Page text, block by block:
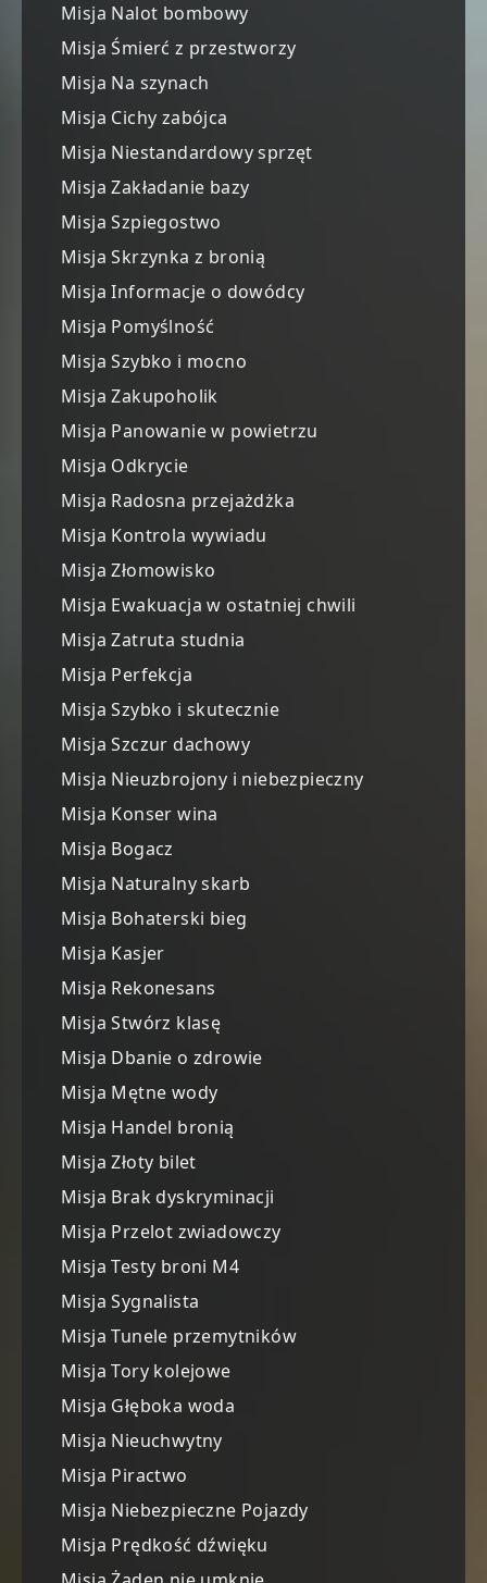
Misja Nalot bombowy
Misja Śmierć z przestworzy
Misja Na szynach
Misja Cichy zabójca
Misja Niestandardowy sprzęt
Misja Zakładanie bazy
Misja Szpiegostwo
Misja Skrzynka z bronią
Misja Informacje o dowódcy
Misja Pomyślność
Misja Szybko i mocno
Misja Zakupoholik
Misja Panowanie w powietrzu
Misja Odkrycie
Misja Radosna przejażdżka
Misja Kontrola wywiadu
Misja Złomowisko
Misja Ewakuacja w ostatniej chwili
Misja Zatruta studnia
Misja Perfekcja
Misja Szybko i skutecznie
Misja Szczur dachowy
Misja Nieuzbrojony i niebezpieczny
Misja Konser wina
Misja Bogacz
Misja Naturalny skarb
Misja Bohaterski bieg
Misja Kasjer
Misja Rekonesans
Misja Stwórz klasę
Misja Dbanie o zdrowie
Misja Mętne wody
Misja Handel bronią
Misja Złoty bilet
Misja Brak dyskryminacji
Misja Przelot zwiadowczy
Misja Testy broni M4
Misja Sygnalista
Misja Tunele przemytników
Misja Tory kolejowe
Misja Głęboka woda
Misja Nieuchwytny
Misja Piractwo
Misja Niebezpieczne Pojazdy
Misja Prędkość dźwięku